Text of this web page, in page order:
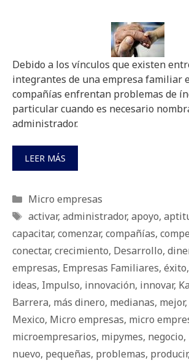
Debido a los vínculos que existen
integrantes de una empresa familiar
compañías enfrentan problemas de
particular cuando es necesario
administrador.
LEER MÁS
Categorías
Micro empresas
Etiquetas
activar, administrador, apoyo,
capacitar, comenzar, compañías,
conectar, crecimiento, Desarrollo,
empresas, Empresas Familiares, éxito,
ideas, Impulso, innovación, innovar,
Barrera, más dinero, medianas, mejor,
Mexico, Micro empresas, micro
microempresarios, mipymes, negocio,
nuevo, pequeñas, problemas, producir,